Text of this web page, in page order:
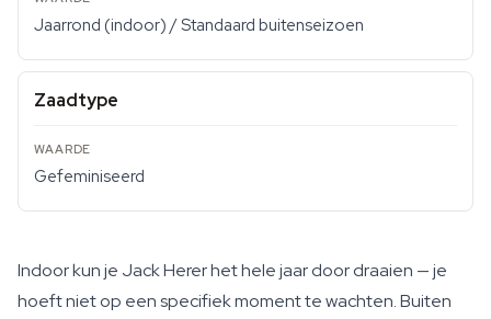
Jaarrond (indoor) / Standaard buitenseizoen
Zaadtype
Gefeminiseerd
Indoor kun je Jack Herer het hele jaar door draaien — je
hoeft niet op een specifiek moment te wachten. Buiten